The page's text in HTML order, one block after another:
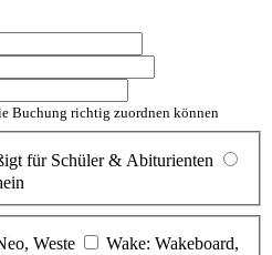
Buchung richtig zuordnen können
für Schüler & Abiturienten
Weste
Wake: Wakeboard,